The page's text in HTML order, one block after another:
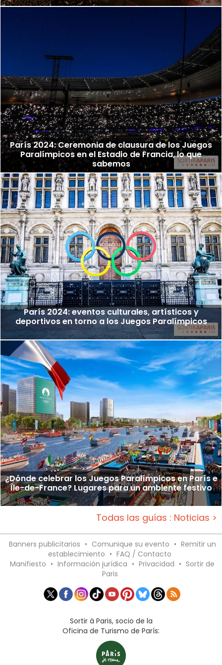
París 2024: Ceremonia de clausura de los Juegos
Paralímpicos en el Estadio de Francia, lo que
sabemos
París 2024: eventos culturales, artísticos y
deportivos en torno a los Juegos Paralímpicos
¿Dónde celebrar los Juegos Paralímpicos en París e
Île-de-France? Lugares para un ambiente festivo
Todas las guías : Noticias >
Banners publicitarios • Comunique su evento • Remitir un
establecimiento • FAQ / Contacto
Manifiesto • Información jurídica • Privacidad • Sortir de
Paris
Sortir à Paris, socio de la
Oficina de Turismo de París: